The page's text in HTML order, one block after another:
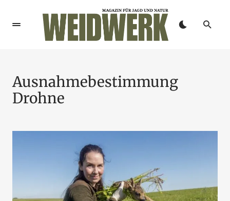
Ausnahmebestimmung
Drohne